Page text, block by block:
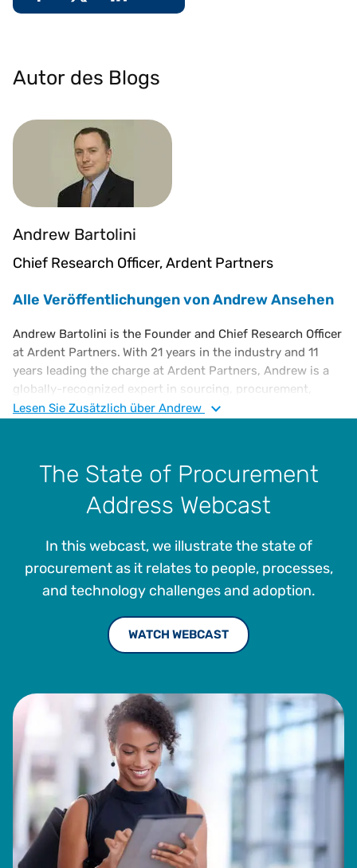
Autor des Blogs
Andrew Bartolini
Chief Research Officer, Ardent Partners
Alle Veröffentlichungen von Andrew Ansehen
Andrew Bartolini is the Founder and Chief Research Officer
at Ardent Partners. With 21 years in the industry and 11
years leading the charge at Ardent Partners, Andrew is a
globally-recognized expert in sourcing, procurement,
supply management and accounts payable. At Ardent
been named a “Pro to Know” by Supply and Demand Chain
Executive multiple times and holds a B.A. in Economics
from The College of the Holy Cross and an M.B.A in
Finance from Indiana University.
Lesen Sie Zusätzlich über Andrew
The State of Procurement
Address Webcast
In this webcast, we illustrate the state of
procurement as it relates to people, processes,
and technology challenges and adoption.
WATCH WEBCAST